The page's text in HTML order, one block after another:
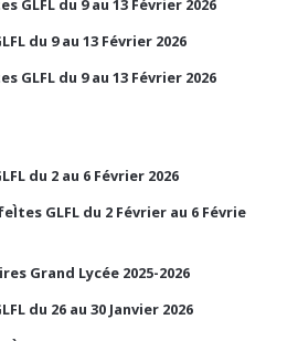
du 9 au 13 Février 2026
GLFL du 9 au 13 Février 2026
du 2 au 6 Février 2026
GLFL du 2 Février au 6 Févrie
Grand Lycée 2025-2026
du 26 au 30 Janvier 2026